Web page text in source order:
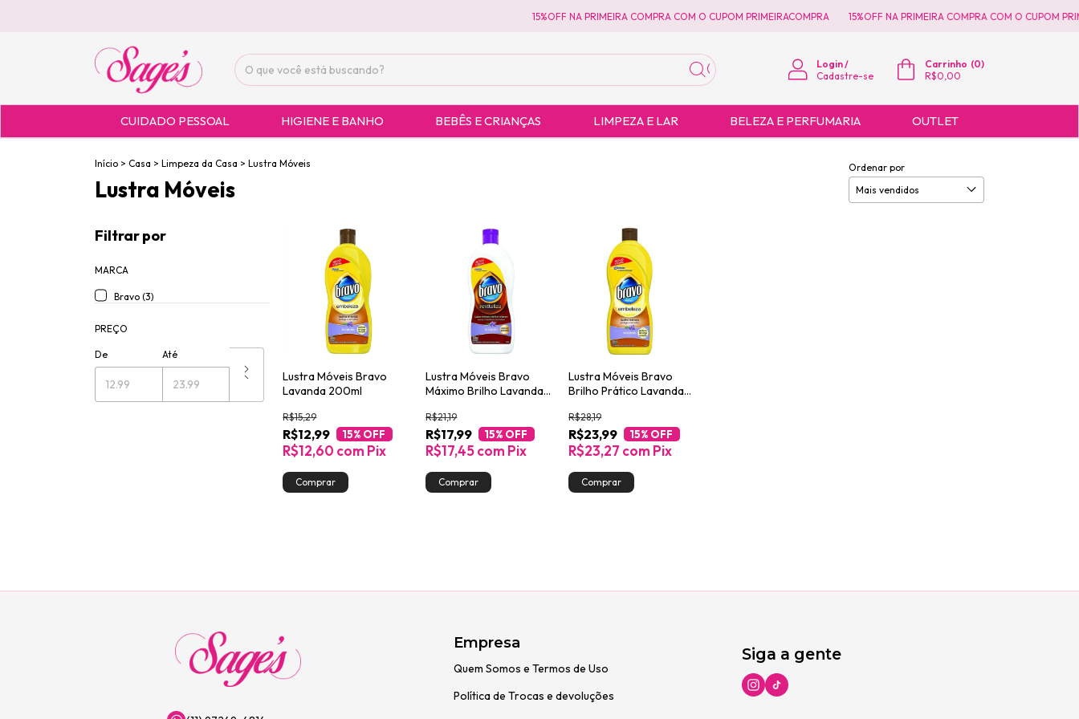
15%OFF NA PRIMEIRA COMPRA COM O CUPOM PRIMEIRACOMPRA 15%OFF NA PRIMEIRA COMPRA COM O CUPOM
Login /
Cadastre-se
Carrinho (0)
R$0,00
CUIDADO PESSOAL HIGIENE E BANHO BEBÊS E CRIANÇAS LIMPEZA E LAR BELEZA E PERFUMARIA OUTLET
Início > Casa > Limpeza da Casa > Lustra Móveis
Lustra Móveis
Ordenar por
Filtrar por
MARCA
Bravo (3)
PREÇO
De Até
Lustra Móveis Bravo
Lavanda 200ml
R$12,99
R$15,29
15% OFF
R$12,60 com Pix
Lustra Móveis Bravo
Máximo Brilho Lavanda
R$17,99
R$21,19
15% OFF
R$17,45com Pix
Lustra Móveis Bravo
Brilho Prático Lavanda
R$23,99
R$28,19
15% OFF
R$23,27 com Pix
Empresa
Quem Somos e Termos de Uso
Política de Trocas e devoluções
Siga a gente